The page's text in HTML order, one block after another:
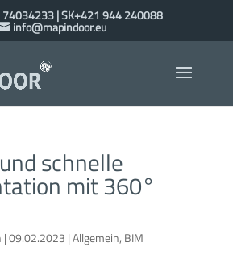
74034233 | SK+421 944 240088
info@mapindoor.eu
schnelle
mit 360°
|09.02.2023 |Allgemein, BIM